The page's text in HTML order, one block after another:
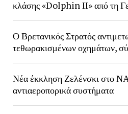
κλάσης «Dolphin II» από τη
Ο Βρετανικός Στρατός
τεθωρακισμένων οχημάτων,
Νέα έκκληση Ζελένσκι στο
αντιαεροπορικά συστήματα